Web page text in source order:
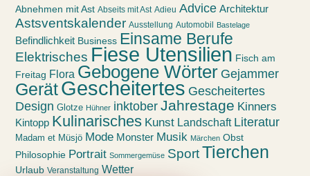
Abnehmen mit Ast Abseits mit Ast Adieu Advice Architektur
Astsventskalender Ausstellung Automobil Bastelage
Befindlichkeit Business Einsame Berufe
Elektrisches Fiese Utensilien Fisch am
Freitag Flora Gebogene Wörter Gejammer
GerätGescheitertes Gescheitertes
Design Glotze Hühner inktober Jahrestage Kinners
Kintopp Kulinarisches Kunst Landschaft Literatur
Madam et Müsjö Mode Monster Musik Märchen Obst
Philosophie Portrait Sommergemüse Sport Tierchen
Urlaub Veranstaltung Wetter